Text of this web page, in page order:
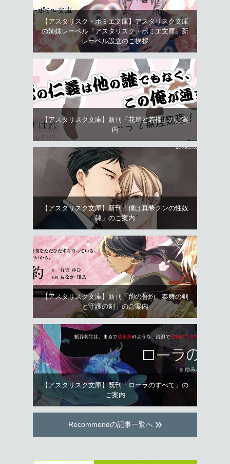
【アスタリスク・ポミエ文庫】アスタリスク文庫
の姉妹レーベル『アスタリスク・ポミエ文庫』新
レーベル設立のご挨拶
【アスタリスク文庫】新刊「花屋と若様」のご案
内
【アスタリスク文庫】新刊「僕は真希クンの性奴
隷」のご案内
【アスタリスク文庫】新刊「荊の誓約 奉舞の剣
と守護の剣」のご案内
【アスタリスク文庫】既刊「ローラのすべて」の
ご案内
Recommendの記事一覧へ »